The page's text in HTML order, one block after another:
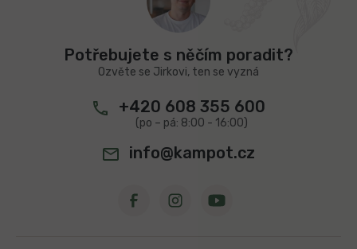
Potřebujete s něčím poradit?
Ozvěte se Jirkovi, ten se vyzná
+420 608 355 600
info@kampot.cz